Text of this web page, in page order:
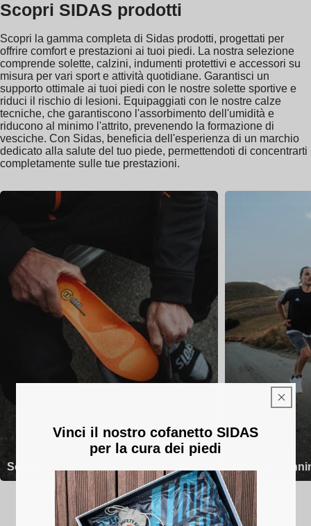
Scopri SIDAS prodotti
Scopri la gamma completa di Sidas prodotti, progettati per
offrire comfort e prestazioni ai tuoi piedi. La nostra selezione
comprende solette, calzini, indumenti protettivi e accessori su
misura per vari sport e attività quotidiane. Garantisci un
supporto ottimale ai tuoi piedi con le nostre solette sportive e
riduci il rischio di lesioni. Equipaggiati con le nostre calze
tecniche, che garantiscono l'assorbimento dell'umidità e
riducono al minimo l'attrito, prevenendo la formazione di
vesciche. Con Sidas, beneficia dell'esperienza di un marchio
dedicato alla salute del tuo piede, permettendoti di concentrarti
completamente sulle tue prestazioni.
Solette Calze da
Vinci il nostro cofanetto SIDAS
per la cura dei piedi